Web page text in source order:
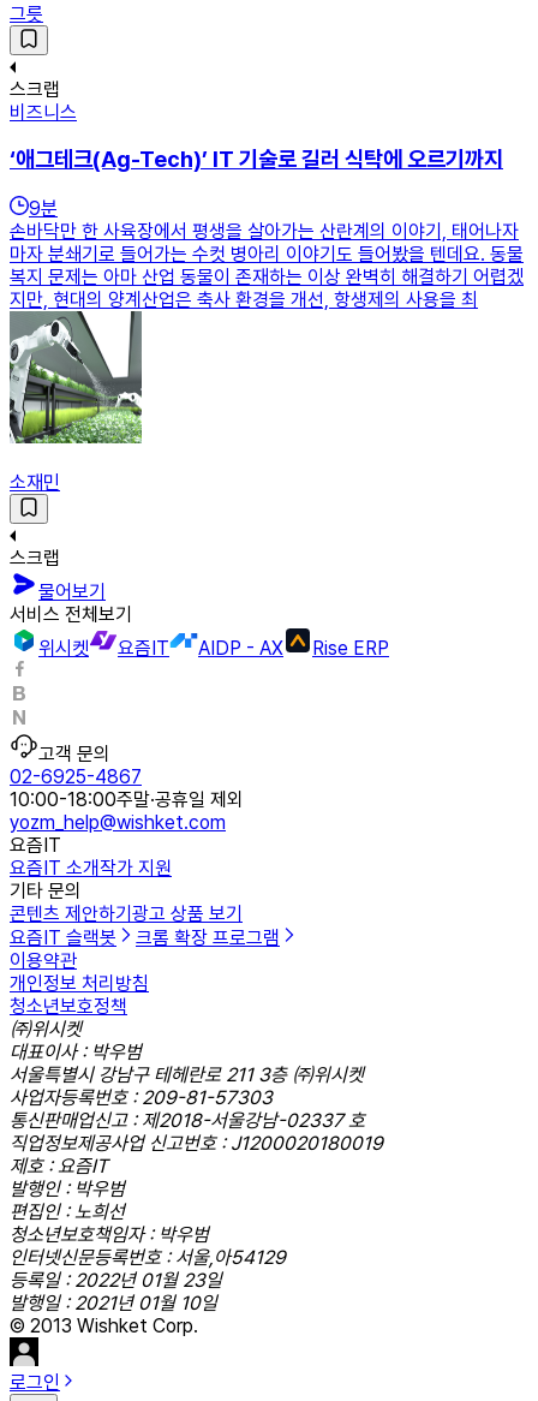
그릇
스크랩
비즈니스
‘애그테크(Ag-Tech)’ IT 기술로 길러 식탁에 오르기까지
9분
손바닥만 한 사육장에서 평생을 살아가는 산란계의 이야기, 태어나자
마자 분쇄기로 들어가는 수컷 병아리 이야기도 들어봤을 텐데요. 동물
복지 문제는 아마 산업 동물이 존재하는 이상 완벽히 해결하기 어렵겠
지만, 현대의 양계산업은 축사 환경을 개선, 항생제의 사용을 최
소재민
스크랩
물어보기
서비스 전체보기
위시켓
요즘IT AIDP - AX Rise ERP
고객 문의
02-6925-4867
10:00-18:00주말·공휴일 제외
yozm_help@wishket.com
요즘IT
요즘IT 소개작가 지원
기타 문의
콘텐츠 제안하기 광고 상품 보기
요즘IT 슬랙봇
크롬 확장 프로그램
이용약관
개인정보 처리방침
청소년보호정책
㈜위시켓
대표이사 : 박우범
서울특별시 강남구 테헤란로 211 3층 ㈜위시켓
사업자등록번호 : 209-81-57303
통신판매업신고 : 제2018-서울강남-02337 호
직업정보제공사업 신고번호 : J1200020180019
제호 : 요즘IT
발행인 : 박우범
편집인 : 노희선
청소년보호책임자 : 박우범
인터넷신문등록번호 : 서울,아54129
등록일 : 2022년 01월 23일
발행일 : 2021년 01월 10일
© 2013 Wishket Corp.
로그인